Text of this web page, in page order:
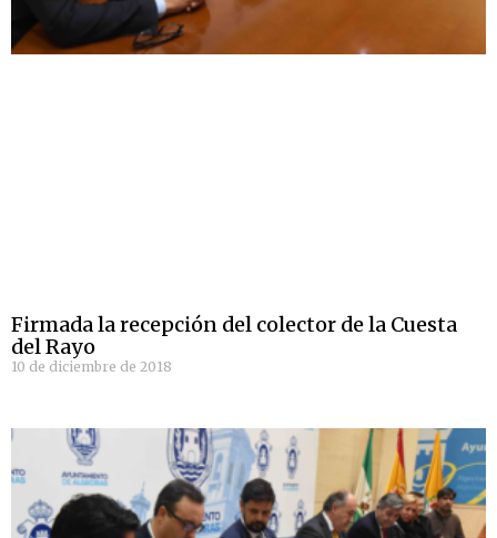
Firmada la recepción del colector de la Cuesta
del Rayo
10 de diciembre de 2018